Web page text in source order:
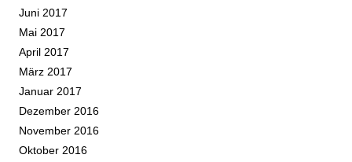
Juni 2017
Mai 2017
April 2017
März 2017
Januar 2017
Dezember 2016
November 2016
Oktober 2016